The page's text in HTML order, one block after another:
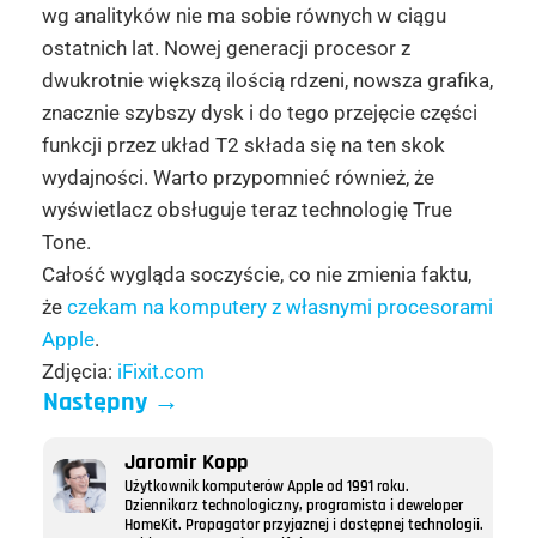
wg analityków nie ma sobie równych w ciągu
ostatnich lat. Nowej generacji procesor z
dwukrotnie większą ilością rdzeni, nowsza grafika,
znacznie szybszy dysk i do tego przejęcie części
funkcji przez układ T2 składa się na ten skok
wydajności. Warto przypomnieć również, że
wyświetlacz obsługuje teraz technologię True
Tone.
Całość wygląda soczyście, co nie zmienia faktu,
że czekam na komputery z własnymi procesorami
Apple.
Zdjęcia: iFixit.com
Następny→
Jaromir Kopp
Użytkownik komputerów Apple od 1991 roku.
Dziennikarz technologiczny, programista i deweloper
HomeKit. Propagator przyjaznej i dostępnej technologii.